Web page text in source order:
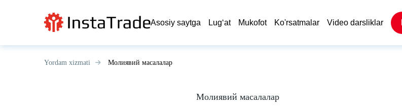
Asosiy saytga Lug‘at Mukofot Ko'rsatmalar Video darsliklar
Yordam xizmati Молиявий масалалар
Молиявий масалалар